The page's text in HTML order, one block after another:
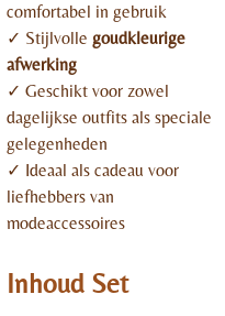
comfortabel in gebruik
✓ Stijlvolle goudkleurige
afwerking
✓ Geschikt voor zowel
dagelijkse outfits als speciale
gelegenheden
✓ Ideaal als cadeau voor
liefhebbers van
modeaccessoires
Inhoud Set